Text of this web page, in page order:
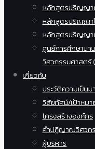
หลักสูตรปริญญา
หลักสูตรปริญญา
หลักสูตรปริญญา
ศูนย์การศึกษานา
วิศวกรรมศาสตร์
เกี่ยวกับ
ประวัติความเป็นมา
วิสัยทัศน์/เป้าหม
โครงสร้างองค์กร
คำปฏิญาณวิศวกร
ผู้บริหาร